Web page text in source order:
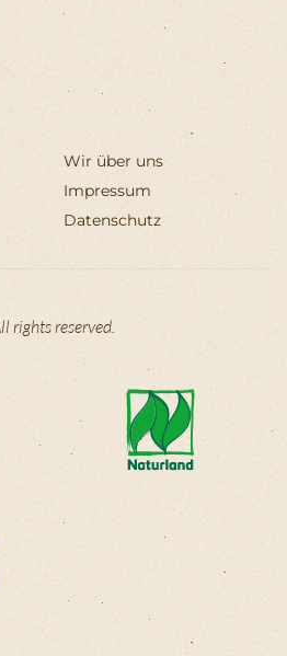
Wir über uns
Impressum
Datenschutz
rights reserved.